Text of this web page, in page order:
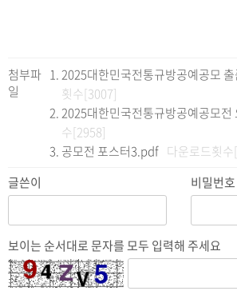
첨부파
일
2025대한민국전통규방공예공모
횟수[3007]
2025대한민국전통규방공예공모
수[2958]
공모전 포스터3.pdf 다운로드횟
글쓴이
비밀번호
보이는 순서대로 문자를 모두 입력해 주세요